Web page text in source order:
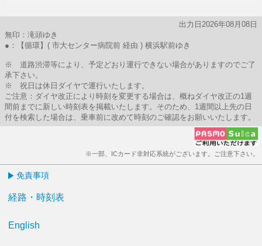
出力日2026年08月08日
無印：滝頭ゆき
●：【循環】( 市大センター病院前 経由 ) 横浜駅前ゆき
※ 道路渋滞等により、予定どおり運行できない場合がありますのでご了
承下さい。
※ 祝日は休日ダイヤで運行いたします。
ご注意：ダイヤ改正により時刻を変更する場合は、概ねダイヤ改正の1週
間前までに新しい時刻表を掲載いたします。そのため、1週間以上先の日
付を検索した場合は、乗車前に改めて時刻のご確認をお願いいたします。
※一部、ICカード非対応系統がございます。ご注意下さい。
免責事項
経路・時刻表
English